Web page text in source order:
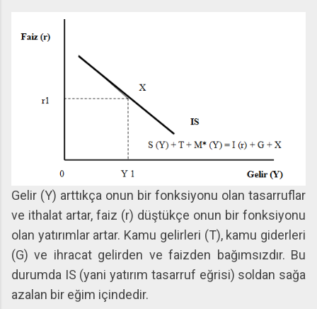
Gelir (Y) arttıkça onun bir fonksiyonu olan tasarruflar
ve ithalat artar, faiz (r) düştükçe onun bir fonksiyonu
olan yatırımlar artar. Kamu gelirleri (T), kamu giderleri
(G) ve ihracat gelirden ve faizden bağımsızdır. Bu
durumda IS (yani yatırım tasarruf eğrisi) soldan sağa
azalan bir eğim içindedir.